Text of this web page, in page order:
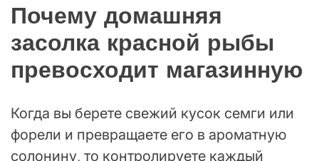
Почему домашняя
засолка красной рыбы
превосходит магазинную
Когда вы берете свежий кусок семги или
форели и превращаете его в ароматную
солонину, то контролируете каждый